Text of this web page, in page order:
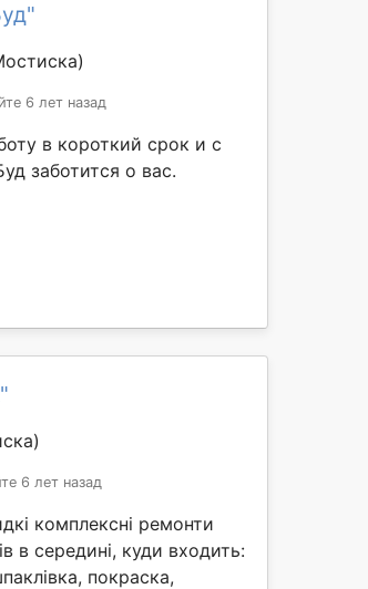
6 лет назад
в короткий срок и с
заботится о вас.
6 лет назад
комплексні ремонти
в середині, куди входить:
покраска,